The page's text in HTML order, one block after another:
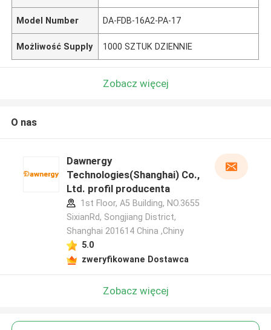
Model Number DA-FDB-16A2-PA-17
Możliwość Supply 1000 SZTUK DZIENNIE
Zobacz więcej
O nas
Dawnergy
Technologies(Shanghai) Co.,
Ltd. profil producenta
1st Floor, A5 Building, NO.3655
SixianRd, Songjiang District,
Shanghai 201614 China ,Chiny
5.0
zweryfikowane Dostawca
Zobacz więcej